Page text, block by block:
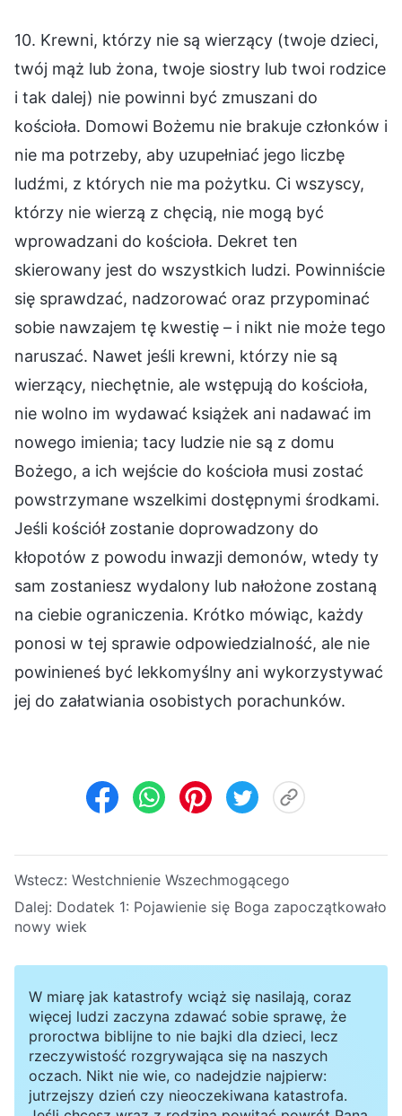
10. Krewni, którzy nie są wierzący (twoje dzieci,
twój mąż lub żona, twoje siostry lub twoi rodzice
i tak dalej) nie powinni być zmuszani do
kościoła. Domowi Bożemu nie brakuje członków i
nie ma potrzeby, aby uzupełniać jego liczbę
ludźmi, z których nie ma pożytku. Ci wszyscy,
którzy nie wierzą z chęcią, nie mogą być
wprowadzani do kościoła. Dekret ten
skierowany jest do wszystkich ludzi. Powinniście
się sprawdzać, nadzorować oraz przypominać
sobie nawzajem tę kwestię – i nikt nie może tego
naruszać. Nawet jeśli krewni, którzy nie są
wierzący, niechętnie, ale wstępują do kościoła,
nie wolno im wydawać książek ani nadawać im
nowego imienia; tacy ludzie nie są z domu
Bożego, a ich wejście do kościoła musi zostać
powstrzymane wszelkimi dostępnymi środkami.
Jeśli kościół zostanie doprowadzony do
kłopotów z powodu inwazji demonów, wtedy ty
sam zostaniesz wydalony lub nałożone zostaną
na ciebie ograniczenia. Krótko mówiąc, każdy
ponosi w tej sprawie odpowiedzialność, ale nie
powinieneś być lekkomyślny ani wykorzystywać
jej do załatwiania osobistych porachunków.
Wstecz: Westchnienie Wszechmogącego
Dalej: Dodatek 1: Pojawienie się Boga zapoczątkowało
nowy wiek
W miarę jak katastrofy wciąż się nasilają, coraz
więcej ludzi zaczyna zdawać sobie sprawę, że
proroctwa biblijne to nie bajki dla dzieci, lecz
rzeczywistość rozgrywająca się na naszych
oczach. Nikt nie wie, co nadejdzie najpierw:
jutrzejszy dzień czy nieoczekiwana katastrofa.